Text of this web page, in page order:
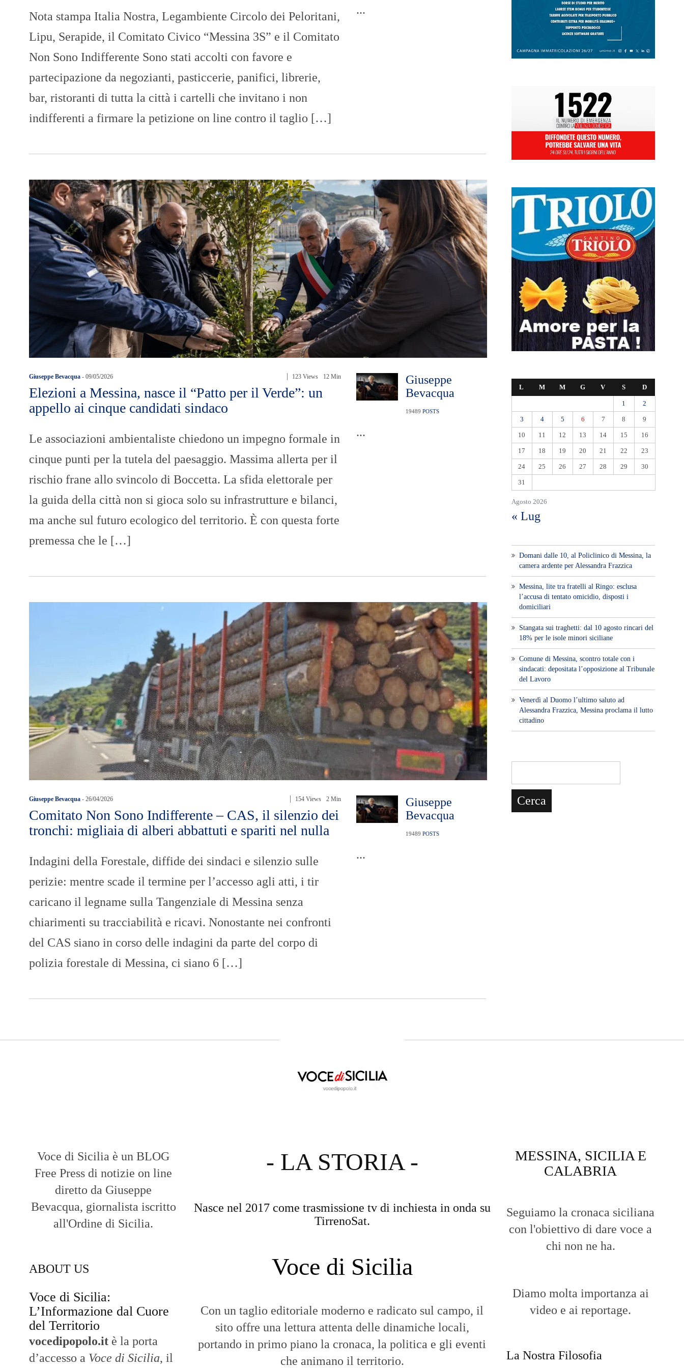
R
G
p
r
R
O
Nota stampa Italia Nostra, Legambiente Circolo dei Peloritani,
Lipu, Serapide, il Comitato Civico “Messina 3S” e il Comitato
Non Sono Indifferente Sono stati accolti con favore e
partecipazione da negozianti, pasticcerie, panifici, librerie,
bar, ristoranti di tutta la città i cartelli che invitano i non
indifferenti a firmare la petizione on line contro il taglio […]
...
Giuseppe Bevacqua - 09/05/2026 123 Views 12 Min
Elezioni a Messina, nasce il “Patto per il Verde”: un
appello ai cinque candidati sindaco
Le associazioni ambientaliste chiedono un impegno formale in
cinque punti per la tutela del paesaggio. Massima allerta per il
rischio frane allo svincolo di Boccetta. La sfida elettorale per
la guida della città non si gioca solo su infrastrutture e bilanci,
ma anche sul futuro ecologico del territorio. È con questa forte
premessa che le […]
Giuseppe
Bevacqua
19489 POSTS
...
Giuseppe Bevacqua - 26/04/2026 154 Views 2 Min
Comitato Non Sono Indifferente – CAS, il silenzio dei
tronchi: migliaia di alberi abbattuti e spariti nel nulla
Indagini della Forestale, diffide dei sindaci e silenzio sulle
perizie: mentre scade il termine per l’accesso agli atti, i tir
caricano il legname sulla Tangenziale di Messina senza
chiarimenti su tracciabilità e ricavi. Nonostante nei confronti
del CAS siano in corso delle indagini da parte del corpo di
polizia forestale di Messina, ci siano 6 […]
Giuseppe
Bevacqua
19489 POSTS
...
Agosto 2026
L M M G V S D
1 2
3 4 5 6 7 8 9
10 11 12 13 14 15 16
17 18 19 20 21 22 23
24 25 26 27 28 29 30
31
« Lug
Domani dalle 10, al Policlinico di Messina, la
camera ardente per Alessandra Frazzica
Messina, lite tra fratelli al Ringo: esclusa
l’accusa di tentato omicidio, disposti i
domiciliari
Stangata sui traghetti: dal 10 agosto rincari del
18% per le isole minori siciliane
Comune di Messina, scontro totale con i
sindacati: depositata l’opposizione al Tribunale
del Lavoro
Venerdì al Duomo l’ultimo saluto ad
Alessandra Frazzica, Messina proclama il lutto
cittadino
Voce di Sicilia è un BLOG
Free Press di notizie on line
diretto da Giuseppe
Bevacqua, giornalista iscritto
all'Ordine di Sicilia.
ABOUT US
Voce di Sicilia:
L’Informazione dal Cuore
del Territorio
vocedipopolo.it è la porta
d’accesso a Voce di Sicilia, il
- LA STORIA -
Nasce nel 2017 come trasmissione tv di inchiesta in onda su
TirrenoSat.
Voce di Sicilia
Con un taglio editoriale moderno e radicato sul campo, il
sito offre una lettura attenta delle dinamiche locali,
portando in primo piano la cronaca, la politica e gli eventi
che animano il territorio.
MESSINA, SICILIA E
CALABRIA
Seguiamo la cronaca siciliana
con l'obiettivo di dare voce a
chi non ne ha.
Diamo molta importanza ai
video e ai reportage.
La Nostra Filosofia